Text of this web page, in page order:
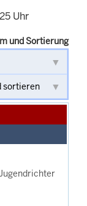
Uhr
und Sortierung